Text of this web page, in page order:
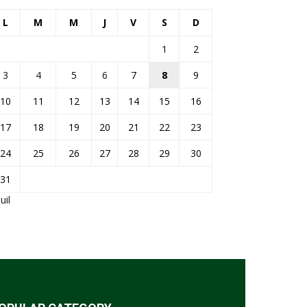
L M M J V S D
1
2
3
4 5 6 7 8
9
10
11 12 13 14 15
16
17
18 19 20 21 22
23
24
25 26 27 28 29
30
31